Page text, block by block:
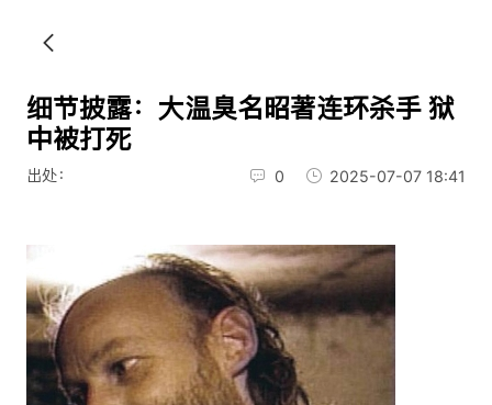
细节披露：大温臭名昭著连环杀手 狱
中被打死
出处： 0 2025-07-07 18:41